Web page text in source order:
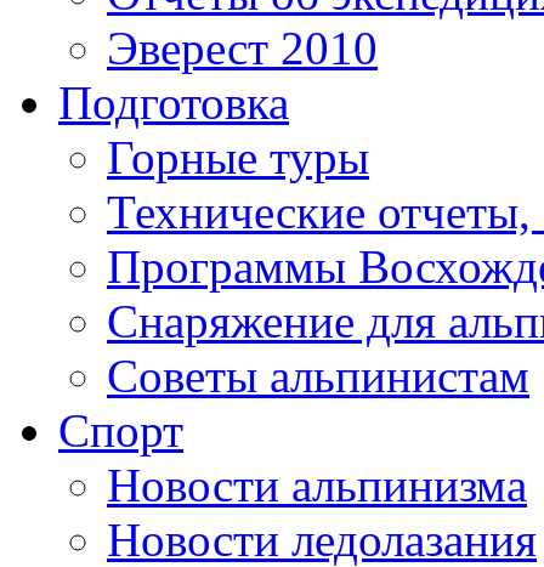
Эверест 2010
Подготовка
Горные туры
Технические
Программы
Снаряжение для
Советы альпинистам
Спорт
Новости альпинизма
Новости ледолазания